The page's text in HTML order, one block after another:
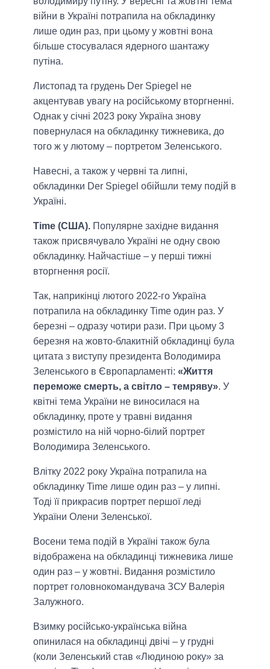
війни в Україні потрапила на обкладинку
лише один раз, при цьому у жовтні вона
більше стосувалася ядерного шантажу
путіна.
Листопад та грудень Der Spiegel не
акцентував увагу на російському вторгненні.
Однак у січні 2023 року Україна знову
повернулася на обкладинку тижневика, до
того ж у лютому – портретом Зеленського.
Навесні, а також у червні та липні,
обкладинки Der Spiegel обійшли тему подій в
Україні.
Time (США). Популярне західне видання
також присвячувало Україні не одну свою
обкладинку. Найчастіше – у перші тижні
вторгнення росії.
Так, наприкінці лютого 2022-го Україна
потрапила на обкладинку Time один раз. У
березні – одразу чотири рази. При цьому 3
березня на жовто-блакитній обкладинці була
цитата з виступу президента Володимира
Зеленського в Європарламенті: «Життя
переможе смерть, а світло – темряву». У
квітні тема України не виносилася на
обкладинку, проте у травні видання
розмістило на ній чорно-білий портрет
Володимира Зеленського.
Влітку 2022 року Україна потрапила на
обкладинку Time лише один раз – у липні.
Тоді її прикрасив портрет першої леді
України Олени Зеленської.
Восени тема подій в Україні також була
відображена на обкладинці тижневика лише
один раз – у жовтні. Видання розмістило
портрет головнокомандувача ЗСУ Валерія
Залужного.
Взимку російсько-українська війна
опинилася на обкладинці двічі – у грудні
(коли Зеленський став «Людиною року» за